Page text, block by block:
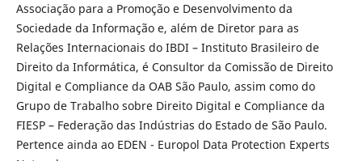
Associação para a Promoção e Desenvolvimento da
Sociedade da Informação e, além de Diretor para as
Relações Internacionais do IBDI – Instituto Brasileiro de
Direito da Informática, é Consultor da Comissão de Direito
Digital e Compliance da OAB São Paulo, assim como do
Grupo de Trabalho sobre Direito Digital e Compliance da
FIESP – Federação das Indústrias do Estado de São Paulo.
Pertence ainda ao EDEN - Europol Data Protection Experts